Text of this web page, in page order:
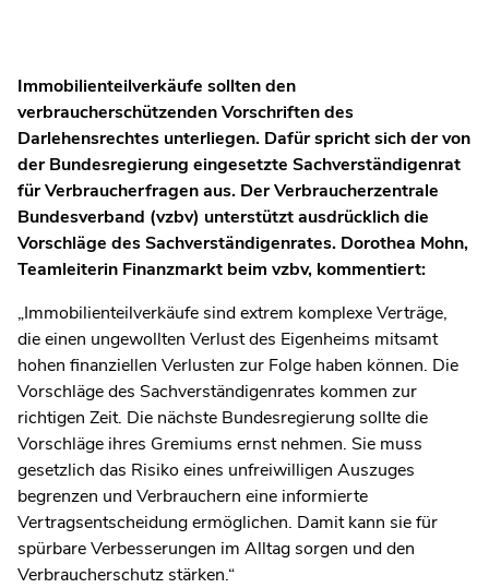
Immobilienteilverkäufe sollten den
verbraucherschützenden Vorschriften des
Darlehensrechtes unterliegen. Dafür spricht sich der von
der Bundesregierung eingesetzte Sachverständigenrat
für Verbraucherfragen aus. Der Verbraucherzentrale
Bundesverband (vzbv) unterstützt ausdrücklich die
Vorschläge des Sachverständigenrates. Dorothea Mohn,
Teamleiterin Finanzmarkt beim vzbv, kommentiert:
„Immobilienteilverkäufe sind extrem komplexe Verträge,
die einen ungewollten Verlust des Eigenheims mitsamt
hohen finanziellen Verlusten zur Folge haben können. Die
Vorschläge des Sachverständigenrates kommen zur
richtigen Zeit. Die nächste Bundesregierung sollte die
Vorschläge ihres Gremiums ernst nehmen. Sie muss
gesetzlich das Risiko eines unfreiwilligen Auszuges
begrenzen und Verbrauchern eine informierte
Vertragsentscheidung ermöglichen. Damit kann sie für
spürbare Verbesserungen im Alltag sorgen und den
Verbraucherschutz stärken.“